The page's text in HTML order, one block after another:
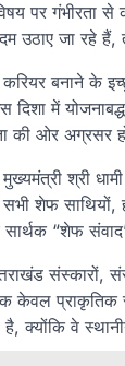
पर गंभीरता से
उठाए जा रहे हैं,
बनाने के
दिशा में
की ओर अग्रसर
श्री
शेफ साथियों,
सार्थक “शेफ
संस्कारों,
प्राकृतिक
है, क्योंकि वे